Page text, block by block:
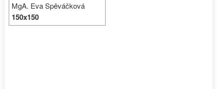
MgA. Eva Spěváčková
150x150